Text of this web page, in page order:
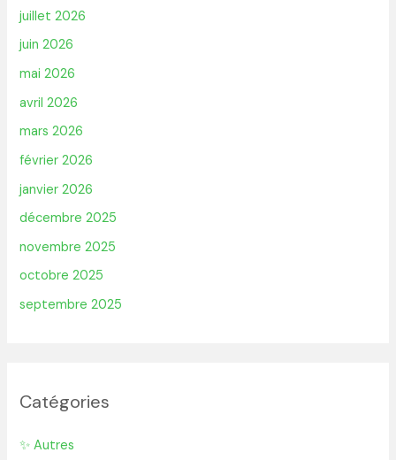
juillet 2026
juin 2026
mai 2026
avril 2026
mars 2026
février 2026
janvier 2026
décembre 2025
novembre 2025
octobre 2025
septembre 2025
Catégories
✨ Autres